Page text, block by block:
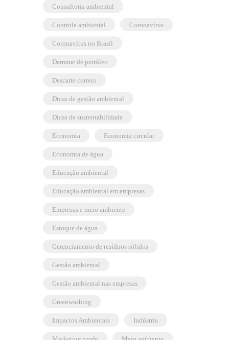
consultoria ambiental
controle ambiental coronavírus
coronavírus no Brasil
derrame de petróleo
descarte correto
dicas de gestão ambiental
dicas de sustentabilidade
economia economia circular
economia de água
educação ambiental
educação ambiental em empresas
empresas e meio ambiente
estoque de água
gerenciamento de resíduos sólidos
gestão ambiental
gestão ambiental nas empresas
greenwashing
Impactos Ambientais indústria